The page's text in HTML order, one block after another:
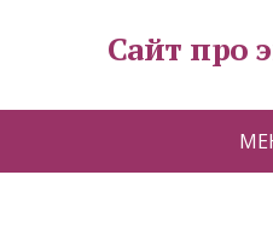
Сайт про